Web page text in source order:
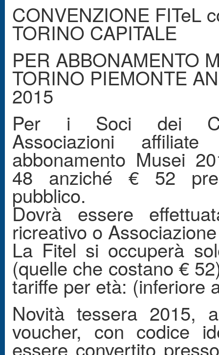
CONVENZIONE FITeL
TORINO CAPITALE
PER ABBONAMENTO
TORINO PIEMONTE
2015
Per i Soci dei
Associazioni affiliate
abbonamento Musei
48 anziché € 52
pubblico.
Dovrà essere
ricreativo o
La Fitel si occuperà
(quelle che costano €
tariffe per età: (inferiore
Novità tessera 2015,
voucher, con codice
essere convertito